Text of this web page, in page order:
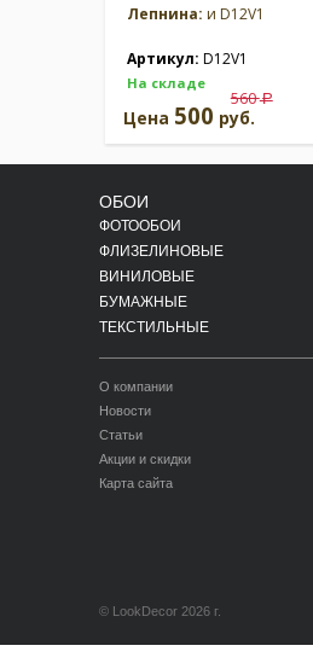
Лепнина: и D12V1
Артикул: D12V1
На складе
Цена 500 руб.
560a
ОБОИ
ФОТООБОИ
ФЛИЗЕЛИНОВЫЕ
ВИНИЛОВЫЕ
БУМАЖНЫЕ
ТЕКСТИЛЬНЫЕ
О компании
Новости
Статьи
Акции и скидки
Карта сайта
© LookDecor 2026 г.